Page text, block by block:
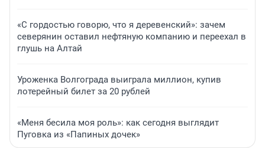
«С гордостью говорю, что я деревенский»: зачем
северянин оставил нефтяную компанию и переехал в
глушь на Алтай
Уроженка Волгограда выиграла миллион, купив
лотерейный билет за 20 рублей
«Меня бесила моя роль»: как сегодня выглядит
Пуговка из «Папиных дочек»